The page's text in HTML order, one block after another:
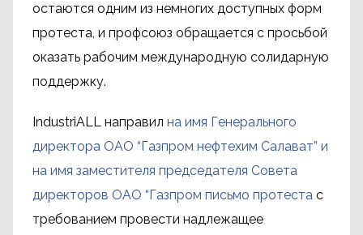
остаются одним из немногих доступных форм
протеста, и профсоюз обращается с просьбой
оказать рабочим международную солидарную
поддержку.
IndustriALL направил на имя Генерального
директора ОАО “Газпром нефтехим Салават” и
на имя заместителя председателя Совета
директоров ОАО “Газпром письмо протеста с
требованием провести надлежащее